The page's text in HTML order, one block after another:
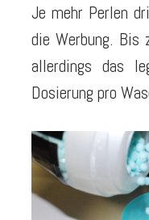
Je mehr Perlen
die Werbung. Bis
allerdings das
Dosierung pro